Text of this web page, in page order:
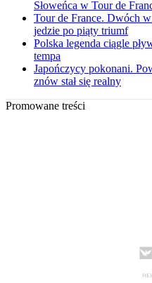
Słoweńca w Tour de
Tour de France. Dwóch
jedzie po piąty triumf
Polska legenda ciągle
tempa
Japończycy pokonani.
znów stał się realny
Promowane treści